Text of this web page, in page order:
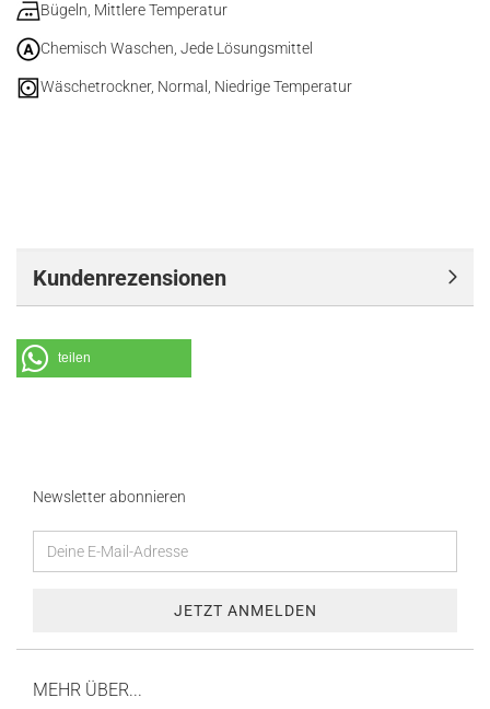
Bügeln, Mittlere Temperatur
Chemisch Waschen, Jede Lösungsmittel
Wäschetrockner, Normal, Niedrige Temperatur
Kundenrezensionen
teilen
Newsletter abonnieren
MEHR ÜBER...